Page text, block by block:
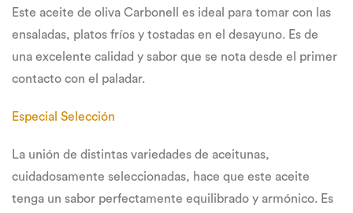
Este aceite de oliva Carbonell es ideal para tomar con las
ensaladas, platos fríos y tostadas en el desayuno. Es de
una excelente calidad y sabor que se nota desde el primer
contacto con el paladar.
Especial Selección
La unión de distintas variedades de aceitunas,
cuidadosamente seleccionadas, hace que este aceite
tenga un sabor perfectamente equilibrado y armónico. Es